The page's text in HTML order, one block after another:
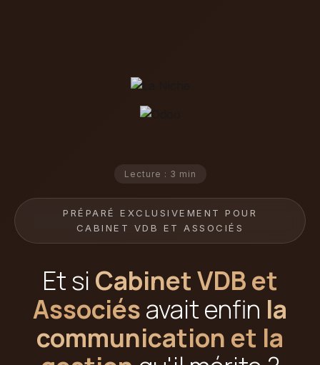
Lecture : 3 min
PRÉPARÉ EXCLUSIVEMENT POUR
CABINET VDB ET ASSOCIÉS
Et si Cabinet VDB et
Associésavait enfin la
communication et la